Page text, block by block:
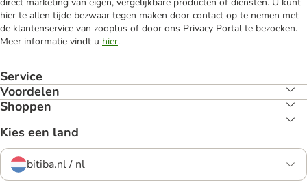
hier te allen tijde bezwaar tegen maken door contact op te nemen met
de klantenservice van zooplus of door ons Privacy Portal te bezoeken.
Meer informatie vindt u hier.
Service
Voordelen
Shoppen
Kies een land
bitiba.nl / nl